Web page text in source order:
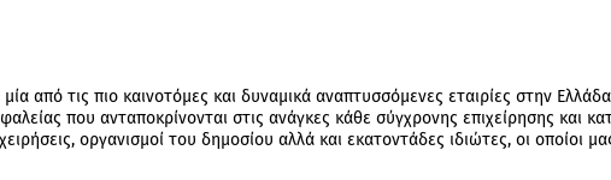
μία από τις πιο καινοτόμες και δυναμικά αναπτυσσόμενες εταιρίες στην
που ανταποκρίνονται στις ανάγκες κάθε σύγχρονης επιχείρησης και
οργανισμοί του δημοσίου αλλά και εκατοντάδες ιδιώτες, οι οποίοι